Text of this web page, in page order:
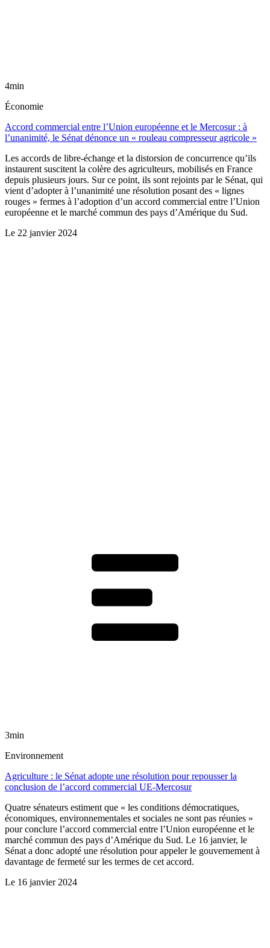
4min
Économie
Accord commercial entre l’Union européenne et le Mercosur : à
l’unanimité, le Sénat dénonce un « rouleau compresseur agricole »
Les accords de libre-échange et la distorsion de concurrence qu’ils
instaurent suscitent la colère des agriculteurs, mobilisés en France
depuis plusieurs jours. Sur ce point, ils sont rejoints par le Sénat, qui
vient d’adopter à l’unanimité une résolution posant des « lignes
rouges » fermes à l’adoption d’un accord commercial entre l’Union
européenne et le marché commun des pays d’Amérique du Sud.
Le 22 janvier 2024
3min
Environnement
Agriculture : le Sénat adopte une résolution pour repousser la
conclusion de l’accord commercial UE-Mercosur
Quatre sénateurs estiment que « les conditions démocratiques,
économiques, environnementales et sociales ne sont pas réunies »
pour conclure l’accord commercial entre l’Union européenne et le
marché commun des pays d’Amérique du Sud. Le 16 janvier, le
Sénat a donc adopté une résolution pour appeler le gouvernement à
davantage de fermeté sur les termes de cet accord.
Le 16 janvier 2024